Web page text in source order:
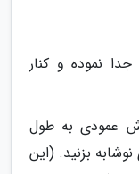
نموده و کنار
عمودی به طول
بزنید. (این